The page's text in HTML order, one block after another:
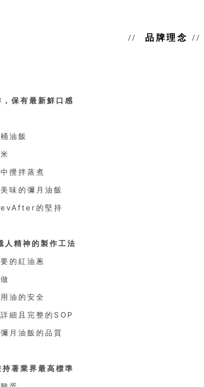
品牌理念
保有最新鮮口感
油飯
攪拌蒸煮
味的彌月油飯
evAfter的堅持
精神的製作工法
的紅油蔥
油的安全
細且完整的SOP
月油飯的品質
著業界最高標準